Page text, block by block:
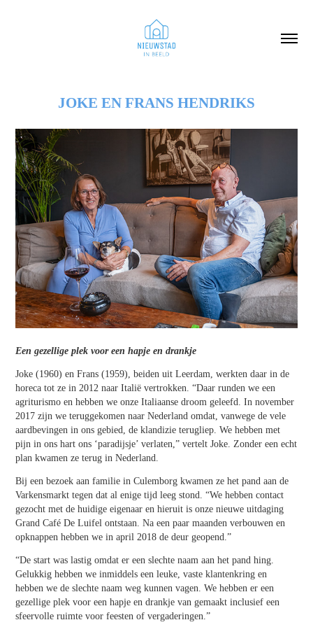
JOKE EN FRANS HENDRIKS
Een gezellige plek voor een hapje en drankje
Joke (1960) en Frans (1959), beiden uit Leerdam, werkten daar in de
horeca tot ze in 2012 naar Italië vertrokken. “Daar runden we een
agriturismo en hebben we onze Italiaanse droom geleefd. In november
2017 zijn we teruggekomen naar Nederland omdat, vanwege de vele
aardbevingen in ons gebied, de klandizie terugliep. We hebben met
pijn in ons hart ons ‘paradijsje’ verlaten,” vertelt Joke. Zonder een echt
plan kwamen ze terug in Nederland.
Bij een bezoek aan familie in Culemborg kwamen ze het pand aan de
Varkensmarkt tegen dat al enige tijd leeg stond. “We hebben contact
gezocht met de huidige eigenaar en hieruit is onze nieuwe uitdaging
Grand Café De Luifel ontstaan. Na een paar maanden verbouwen en
opknappen hebben we in april 2018 de deur geopend.”
“De start was lastig omdat er een slechte naam aan het pand hing.
Gelukkig hebben we inmiddels een leuke, vaste klantenkring en
hebben we de slechte naam weg kunnen vagen. We hebben er een
gezellige plek voor een hapje en drankje van gemaakt inclusief een
sfeervolle ruimte voor feesten of vergaderingen.”